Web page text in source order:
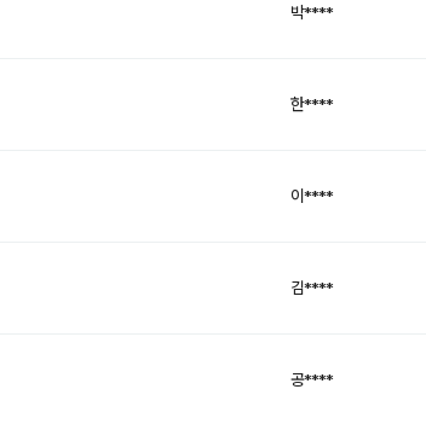
박****
한****
이****
김****
공****